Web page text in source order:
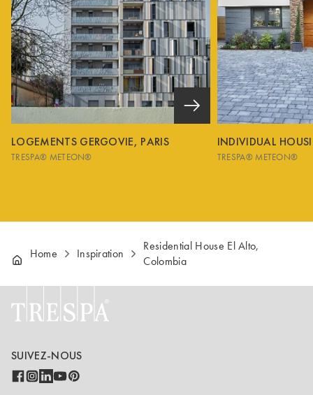
LOGEMENTS GERGOVIE, PARIS
TRESPA® METEON®
INDIVIDUAL
TRESPA® METEON®
Home Inspiration
Residential House El Alto,
Colombia
SUIVEZ-NOUS